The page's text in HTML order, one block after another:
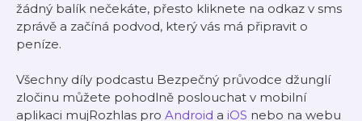
žádný balík nečekáte, přesto kliknete na odkaz v sms
zprávě a začíná podvod, který vás má připravit o
peníze.
Všechny díly podcastu Bezpečný průvodce džunglí
zločinu můžete pohodlně poslouchat v mobilní
aplikaci mujRozhlas pro Android a iOS nebo na webu